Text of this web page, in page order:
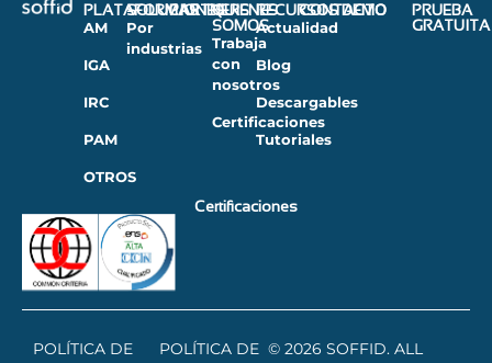
PLATAFORMAS
AM
IGA
IRC
PAM
OTROS
SOLUCIONES
Por
industrias
PARTNERS
QUIENES
SOMOS
Trabaja
con
nosotros
Certificaciones
RECURSOS
Actualidad
Blog
Descargables
Tutoriales
CONTACTO
DEMO
PRUEBA
GRATUITA
Certificaciones
POLÍTICA DE
POLÍTICA DE © 2026 SOFFID. ALL